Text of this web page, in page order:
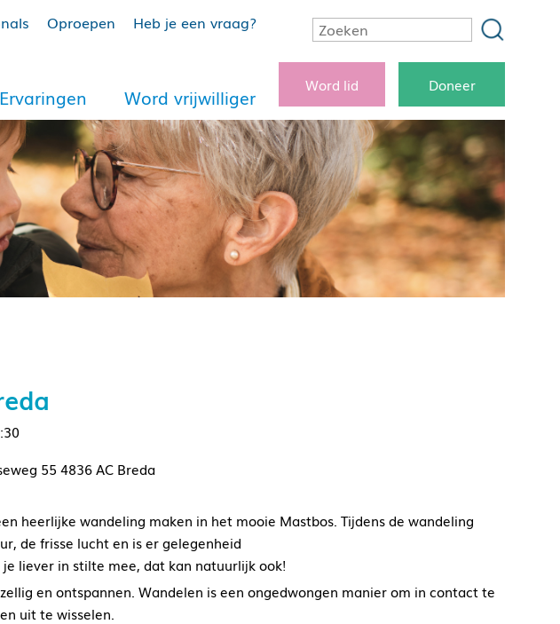
Oproepen Heb je een vraag?
Ervaringen Word vrijwilliger
Word lid Doneer
55 4836 AC Breda
heerlijke wandeling maken in het mooie Mastbos. Tijdens de wandeling
de frisse lucht en is er gelegenheid
liever in stilte mee, dat kan natuurlijk ook!
en ontspannen. Wandelen is een ongedwongen manier om in contact te
uit te wisselen.